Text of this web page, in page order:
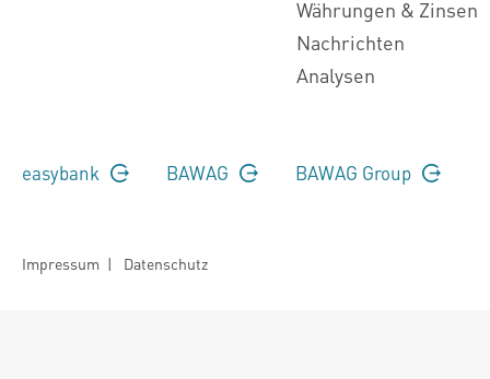
Währungen & Zinsen
Nachrichten
Analysen
easybank BAWAG BAWAG Group
Impressum | Datenschutz